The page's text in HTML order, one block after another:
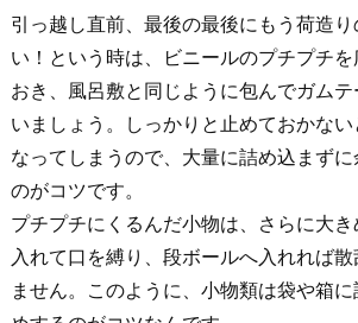
引っ越し直前、最後の最後にもう荷造
い！という時は、ビニールのプチプチ
おき、風呂敷と同じように包んでガムテ
いましょう。しっかりと止めておかな
なってしまうので、大量に詰め込まず
のがコツです。
プチプチにくるんだ小物は、さらに大
入れて口を縛り、段ボールへ入れれば散
ません。このように、小物類は袋や箱